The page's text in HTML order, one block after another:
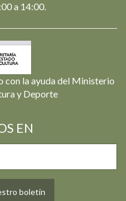
a 14:00.
con la ayuda del Ministerio
y Deporte
EN
boletín